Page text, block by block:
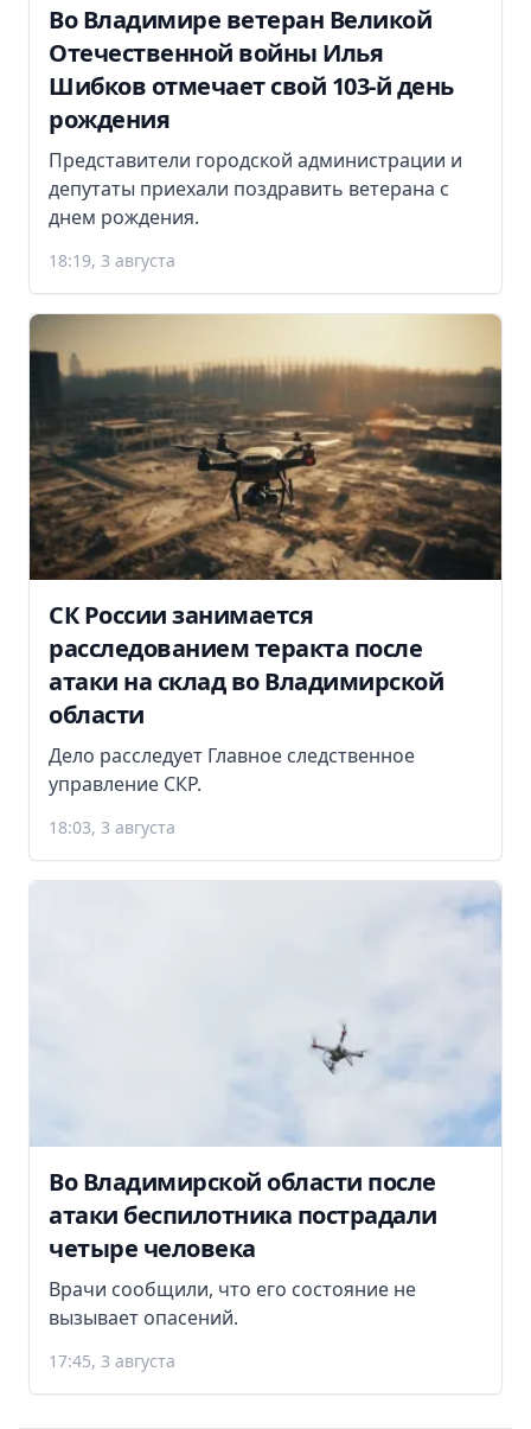
Во Владимире ветеран Великой
Отечественной войны Илья
Шибков отмечает свой 103-й день
рождения
Представители городской администрации и
депутаты приехали поздравить ветерана с
днем рождения.
18:19, 3 августа
СК России занимается
расследованием теракта после
атаки на склад во Владимирской
области
Дело расследует Главное следственное
управление СКР.
18:03, 3 августа
Во Владимирской области после
атаки беспилотника пострадали
четыре человека
Врачи сообщили, что его состояние не
вызывает опасений.
17:45, 3 августа